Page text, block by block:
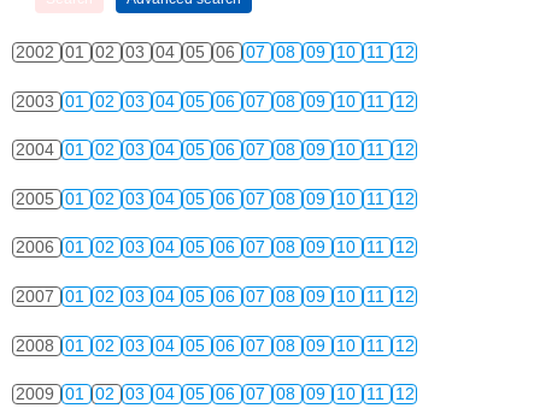
2002 01 02 03 04 05 06 07 08 09 10 11 12
2003 01 02 03 04 05 06 07 08 09 10 11 12
2004 01 02 03 04 05 06 07 08 09 10 11 12
2005 01 02 03 04 05 06 07 08 09 10 11 12
2006 01 02 03 04 05 06 07 08 09 10 11 12
2007 01 02 03 04 05 06 07 08 09 10 11 12
2008 01 02 03 04 05 06 07 08 09 10 11 12
2009 01 02 03 04 05 06 07 08 09 10 11 12